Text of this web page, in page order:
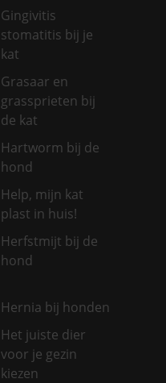
Gingivitis
stomatitis bij je
kat
Grasaar en
grassprieten bij
de kat
Hartworm bij de
hond
Help, mijn kat
plast in huis!
Herfstmijt bij de
hond
Hernia bij honden
Het juiste dier
voor je gezin
kiezen